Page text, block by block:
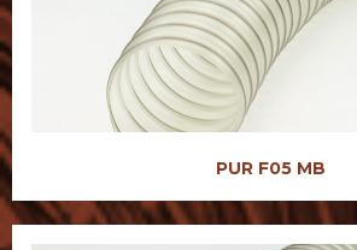
PUR F05 MB